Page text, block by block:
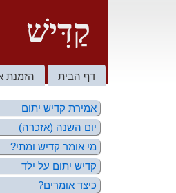
קַדִּישׁ
דף הבית הזמנת
אמירת קדיש יתום
יום השנה (אזכרה)
מי אומר קדיש ומתי?
קדיש יתום על ילד
כיצד אומרים?